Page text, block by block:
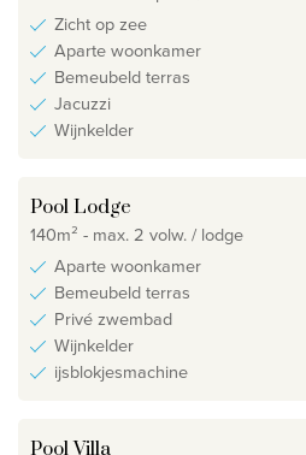
Zicht op zee
Aparte woonkamer
Bemeubeld terras
Jacuzzi
Wijnkelder
Pool Lodge
140m² - max. 2 volw. / lodge
Aparte woonkamer
Bemeubeld terras
Privé zwembad
Wijnkelder
ijsblokjesmachine
Pool Villa